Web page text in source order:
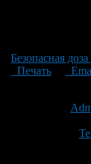
Безопасная
Печать